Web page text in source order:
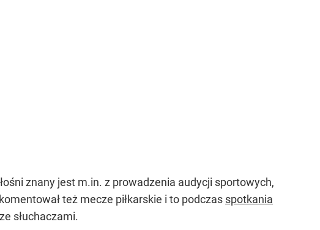
znany jest m.in. z prowadzenia audycji sportowych,
też mecze piłkarskie i to podczas spotkania
słuchaczami.